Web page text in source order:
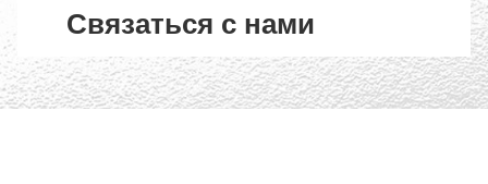
Связаться с нами